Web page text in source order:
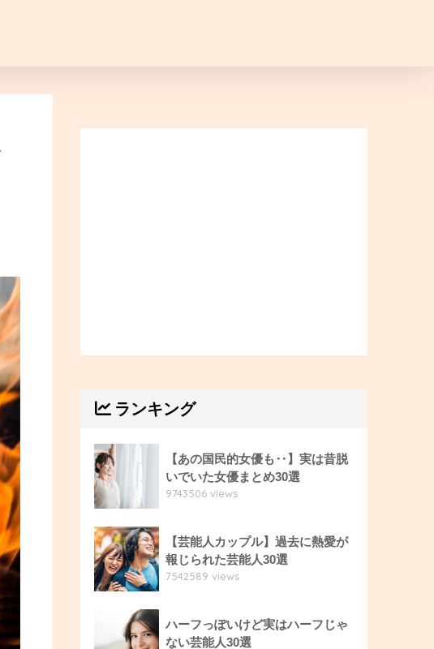
ランキング
【あの国民的女優も‥】実は昔脱
いでいた女優まとめ30選
9743506 views
【芸能人カップル】過去に熱愛が
報じられた芸能人30選
7542589 views
ハーフっぽいけど実はハーフじゃ
ない芸能人30選